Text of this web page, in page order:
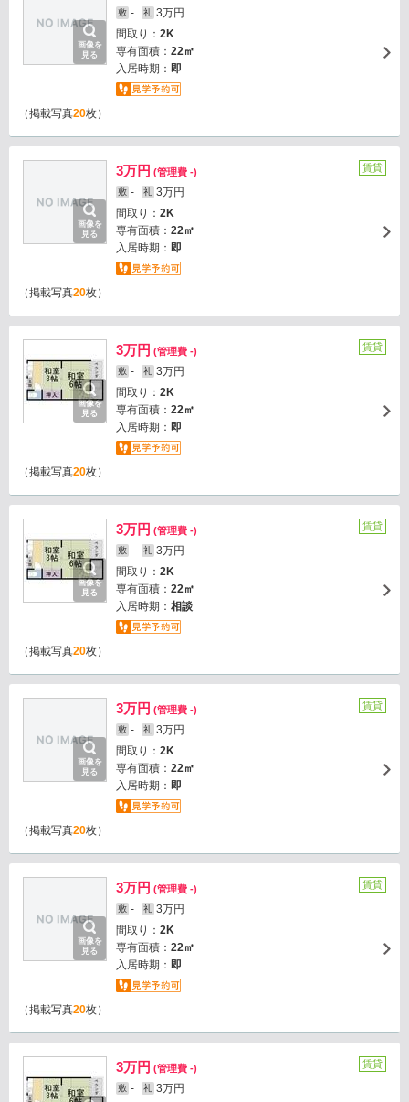
画像を
見る
敷 - 礼 3万円
間取り： 2K
専有面積： 22㎡
入居時期： 即
（掲載写真20枚）
画像を
見る
3万円 (管理費 -)
敷 - 礼 3万円
間取り： 2K
専有面積： 22㎡
入居時期： 即
賃貸
（掲載写真20枚）
画像を
見る
3万円 (管理費 -)
敷 - 礼 3万円
間取り： 2K
専有面積： 22㎡
入居時期： 即
賃貸
（掲載写真20枚）
画像を
見る
3万円 (管理費 -)
敷 - 礼 3万円
間取り： 2K
専有面積： 22㎡
入居時期： 相談
賃貸
（掲載写真20枚）
画像を
見る
3万円 (管理費 -)
敷 - 礼 3万円
間取り： 2K
専有面積： 22㎡
入居時期： 即
賃貸
（掲載写真20枚）
画像を
見る
3万円 (管理費 -)
敷 - 礼 3万円
間取り： 2K
専有面積： 22㎡
入居時期： 即
賃貸
（掲載写真20枚）
3万円 (管理費 -)
敷 - 礼 3万円
賃貸